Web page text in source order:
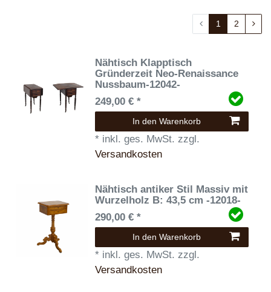
1 2
Nähtisch Klapptisch
Gründerzeit Neo-Renaissance
Nussbaum-12042-
249,00 € *
In den Warenkorb
* inkl. ges. MwSt. zzgl.
Versandkosten
Nähtisch antiker Stil Massiv mit
Wurzelholz B: 43,5 cm -12018-
290,00 € *
In den Warenkorb
* inkl. ges. MwSt. zzgl.
Versandkosten